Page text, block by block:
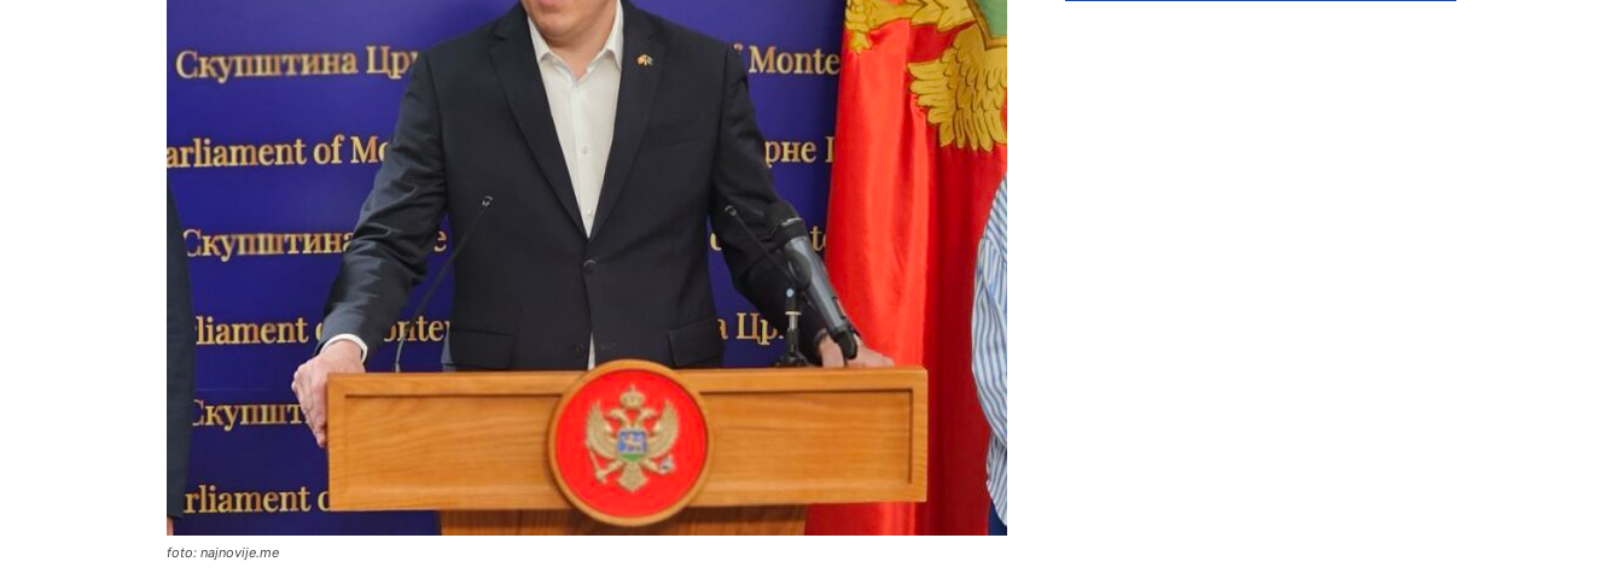
foto: najnovije.me